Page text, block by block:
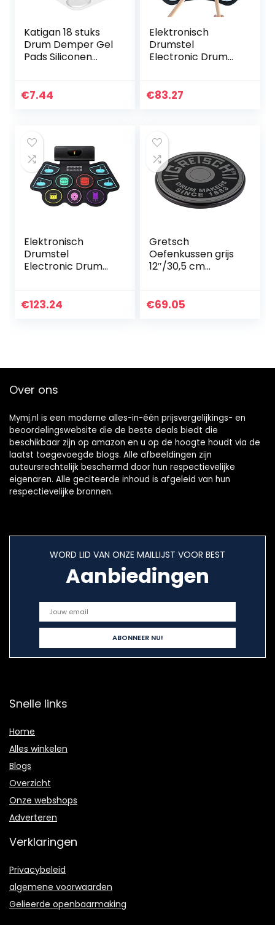
Katigan 18 stuks
Drum Demper Gel
Pads Siliconen
Control-Clear
€7.44
Elektronisch
Drumstel
Electronic Drum
Audio Game
€83.27
Elektronisch
Drumstel
Electronic Drum
Vouwen Entry
€123.24
Gretsch
Oefenkussen grijs
12″/30,5 cm
€69.05
Over ons
Mymj.nl is een moderne alles-in-één prijsvergelijkings- en
beoordelingswebsite die de beste deals biedt die
beschikbaar zijn op amazon en u op de hoogte houdt via de
laatst toegevoegde blogs. Alle afbeeldingen zijn
auteursrechtelijk beschermd door hun respectievelijke
eigenaren. Alle geciteerde inhoud is afgeleid van hun
respectievelijke bronnen.
WORD LID VAN ONZE MAILLIJST VOOR BEST
Aanbiedingen
Snelle links
Home
Alles winkelen
Blogs
Overzicht
Onze webshops
Adverteren
Verklaringen
Privacybeleid
algemene voorwaarden
Gelieerde openbaarmaking